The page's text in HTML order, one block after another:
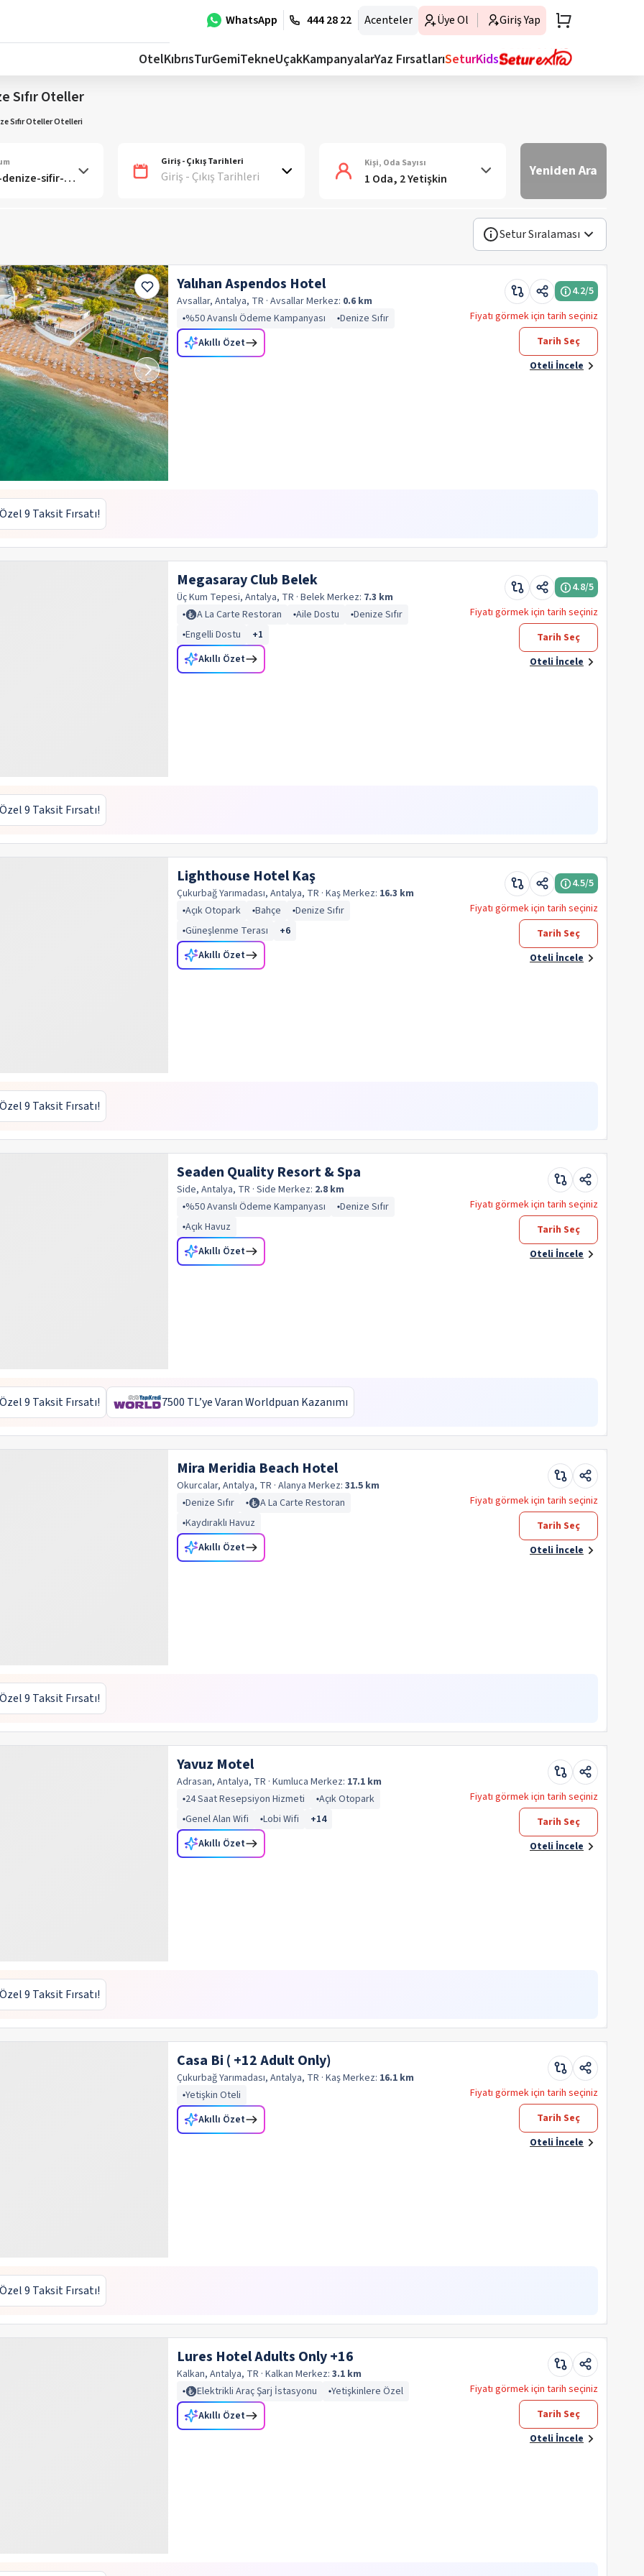
WhatsApp 444 28 22 Acenteler Üye Ol Giriş Yap
OtelKıbrısTurGemiTekneUçakKampanyalarYaz FırsatlarıSeturKids
Sıfır Oteller
Sıfır Oteller Otelleri
Giriş - Çıkış Tarihleri
Giriş - Çıkış Tarihleri
Kişi, Oda Sayısı
1 Oda, 2 Yetişkin Yeniden Ara
Setur Sıralaması
Yalıhan Aspendos Hotel
Avsallar, Antalya, TR · AvsallarMerkez: 0.6 km
4.2/5
%50 Avanslı Ödeme Kampanyası
Denize Sıfır
Akıllı Özet
Fiyatı görmek için tarih seçiniz
Tarih Seç
Oteli İncele
Özel 9 Taksit Fırsatı!
Megasaray Club Belek
Üç Kum Tepesi, Antalya, TR · BelekMerkez: 7.3 km
4.8/5
A La Carte Restoran
Aile Dostu
Denize Sıfır
Engelli Dostu
+1
Akıllı Özet
Fiyatı görmek için tarih seçiniz
Tarih Seç
Oteli İncele
Özel 9 Taksit Fırsatı!
Lighthouse Hotel Kaş
Çukurbağ Yarımadası, Antalya, TR · KaşMerkez: 16.3 km
4.5/5
Açık Otopark
Bahçe
Denize Sıfır
Güneşlenme Terası
+6
Akıllı Özet
Fiyatı görmek için tarih seçiniz
Tarih Seç
Oteli İncele
Özel 9 Taksit Fırsatı!
Seaden Quality Resort & Spa
Side, Antalya, TR · Side Merkez: 2.8 km
%50 Avanslı Ödeme Kampanyası
Denize Sıfır
Açık Havuz
Akıllı Özet
Fiyatı görmek için tarih seçiniz
Tarih Seç
Oteli İncele
Özel 9 Taksit Fırsatı! 7500 TL’ye Varan Worldpuan Kazanımı
Mira Meridia Beach Hotel
Okurcalar, Antalya, TR · Alanya Merkez: 31.5 km
Denize Sıfır
A La Carte Restoran
Kaydıraklı Havuz
Akıllı Özet
Fiyatı görmek için tarih seçiniz
Tarih Seç
Oteli İncele
Özel 9 Taksit Fırsatı!
Yavuz Motel
Adrasan, Antalya, TR · Kumluca Merkez: 17.1 km
24 Saat Resepsiyon Hizmeti
Açık Otopark
Genel Alan Wifi
Lobi Wifi +14
Akıllı Özet
Fiyatı görmek için tarih seçiniz
Tarih Seç
Oteli İncele
Özel 9 Taksit Fırsatı!
Casa Bi ( +12 Adult Only)
Çukurbağ Yarımadası, Antalya, TR · KaşMerkez: 16.1 km
Yetişkin Oteli
Akıllı Özet
Fiyatı görmek için tarih seçiniz
Tarih Seç
Oteli İncele
Özel 9 Taksit Fırsatı!
Lures Hotel Adults Only +16
Kalkan, Antalya, TR · Kalkan Merkez: 3.1 km
Elektrikli Araç Şarj İstasyonu
Yetişkinlere Özel
Akıllı Özet
Fiyatı görmek için tarih seçiniz
Tarih Seç
Oteli İncele